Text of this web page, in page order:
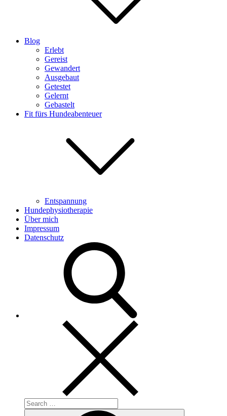
Blog
Erlebt
Gereist
Gewandert
Ausgebaut
Getestet
Gelernt
Gebastelt
Fit fürs Hundeabenteuer
Entspannung
Hundephysiotherapie
Über mich
Impressum
Datenschutz
Search
for: